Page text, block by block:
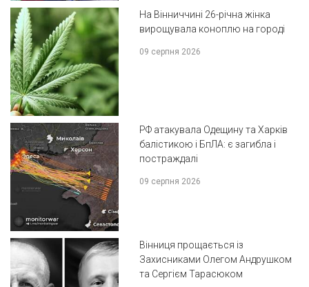
На Вінниччині 26-річна жінка
вирощувала коноплю на городі
09 серпня 2026
РФ атакувала Одещину та Харків
балістикою і БпЛА: є загибла і
постраждалі
09 серпня 2026
Вінниця прощається із
Захисниками Олегом Андрушком
та Сергієм Тарасюком